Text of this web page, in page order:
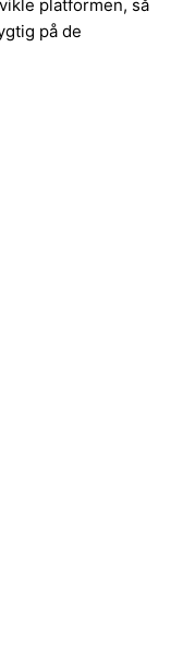
platformen, så
på de